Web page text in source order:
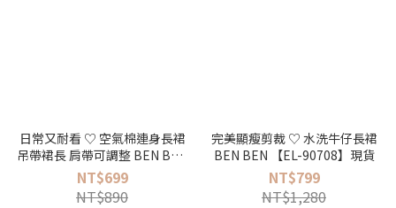
日常又耐看 ♡ 空氣棉連身長裙
吊帶裙長 肩帶可調整 BEN BEN
米豆直播 【SN-03649】
NT$699
NT$890
完美顯瘦剪裁 ♡ 水洗牛仔長裙
BEN BEN 【EL-90708】現貨
NT$799
NT$1,280